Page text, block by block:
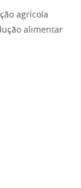
agrícola
alimentar